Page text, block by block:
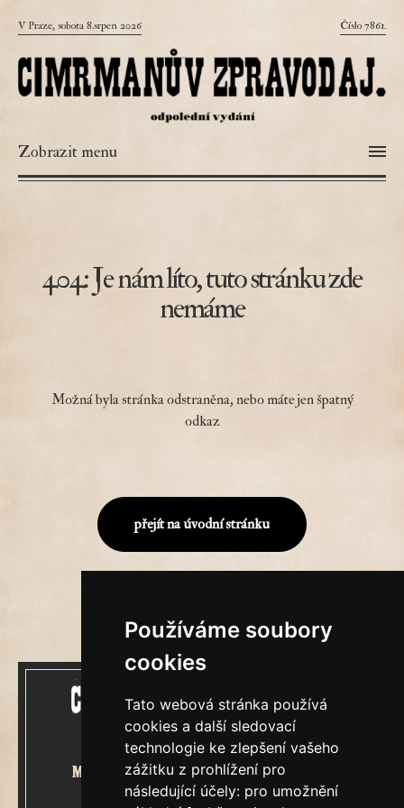
Používáme soubory
cookies
Tato webová stránka používá
cookies a další sledovací
technologie ke zlepšení vašeho
zážitku z prohlížení pro
následující účely: pro umožnění
V Praze, sobota 8.srpen 2026 Číslo 7861.
Zobrazit menu
404: Je nám líto, tuto stránku zde
nemáme
Možná byla stránka odstraněna, nebo máte jen špatný
odkaz
přejít na úvodní stránku
Mecenášem Cimrmanova Zpravodaje
je společnost